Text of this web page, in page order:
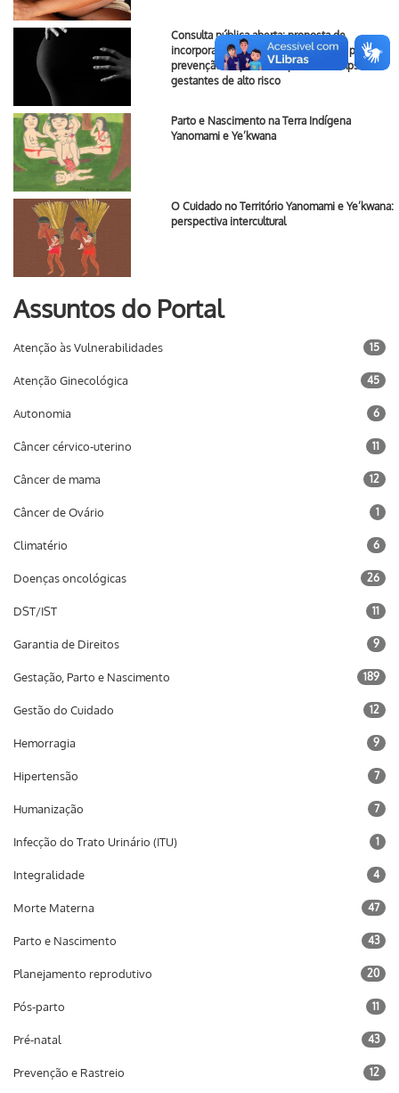
Consulta pública aberta: proposta de
incorporação do ácido acetilsalicílico para
prevenção de pré-eclâmpsia e eclâmpsia em
gestantes de alto risco
Parto e Nascimento na Terra Indígena
Yanomami e Ye’kwana
O Cuidado no Território Yanomami e Ye’kwana:
perspectiva intercultural
Assuntos do Portal
Atenção às Vulnerabilidades 15
Atenção Ginecológica 45
Autonomia 6
Câncer cérvico-uterino 11
Câncer de mama 12
Câncer de Ovário 1
Climatério 6
Doenças oncológicas 26
DST/IST 11
Garantia de Direitos 9
Gestação, Parto e Nascimento 189
Gestão do Cuidado 12
Hemorragia 9
Hipertensão 7
Humanização 7
Infecção do Trato Urinário (ITU) 1
Integralidade 4
Morte Materna 47
Parto e Nascimento 43
Planejamento reprodutivo 20
Pós-parto 11
Pré-natal 43
Prevenção e Rastreio 12